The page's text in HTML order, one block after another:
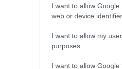
I want to allow
web or device
I want to allow my
purposes.
I want to allow Google